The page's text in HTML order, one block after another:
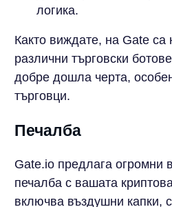
логика.
Както виждате, на Gate са
различни търговски
добре дошла черта,
търговци.
Печалба
Gate.io предлага огромни
печалба с вашата
включва въздушни капки,